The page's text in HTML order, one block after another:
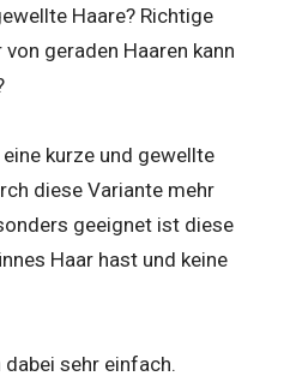
Haare? Richtige
geraden Haaren kann
kurze und gewellte
diese Variante mehr
geeignet ist diese
Haar hast und keine
sehr einfach.